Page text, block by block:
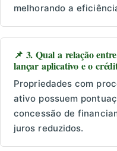
melhorando a
📌 3. Qual a relação
lançar aplicativo e o
Propriedades com
ativo possuem
concessão de
juros reduzidos.